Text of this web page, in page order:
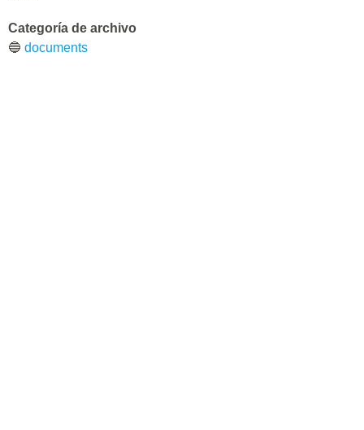
Categoría de archivo
🔵 documents